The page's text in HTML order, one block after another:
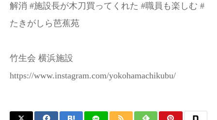
解消 #施設長が木刀買ってくれた #職員も楽しむ #
たきがしら芭蕉苑
竹生会 横浜施設
https://www.instagram.com/yokohamachikubu/